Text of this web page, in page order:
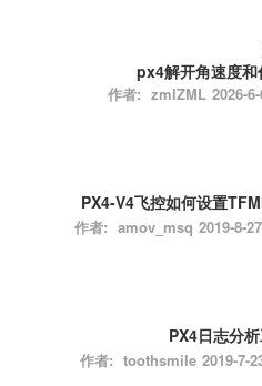
px4解开角速度和
作者: zmlZML 2026-
PX4-V4飞控如何设置
作者: amov_msq 2019-8-27
PX4日志分
作者: toothsmile 2019-7-